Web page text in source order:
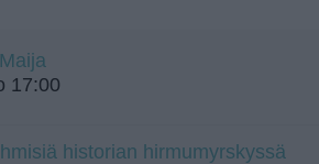
17:00
historian hirmumyrskyssä